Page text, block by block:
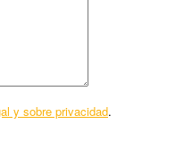
y sobre privacidad.